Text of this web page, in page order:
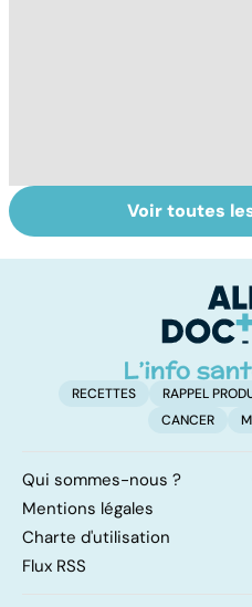
Comment tenir
ses bonnes
Voir toutes
RECETTES RAPPEL
CANCER
Qui sommes-nous ?
Mentions légales
Charte d'utilisation
Flux RSS